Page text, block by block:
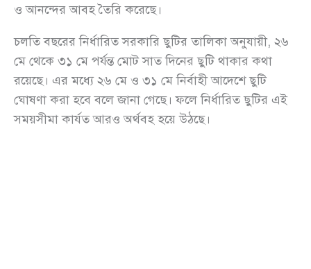
ও আনন্দের আবহ তৈরি করেছে।
চলতি বছরের নির্ধারিত সরকারি ছুটির তালিকা অনুযায়ী, ২৬
মে থেকে ৩১ মে পর্যন্ত মোট সাত দিনের ছুটি থাকার কথা
রয়েছে। এর মধ্যে ২৬ মে ও ৩১ মে নির্বাহী আদেশে ছুটি
ঘোষণা করা হবে বলে জানা গেছে। ফলে নির্ধারিত ছুটির এই
সময়সীমা কার্যত আরও অর্থবহ হয়ে উঠছে।